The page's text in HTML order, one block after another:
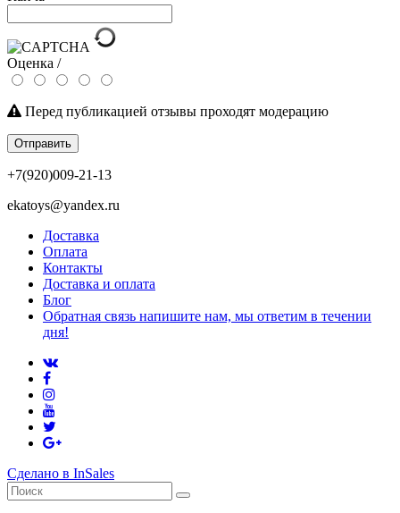
Оценка /
Перед публикацией отзывы проходят модерацию
Отправить
+7(920)009-21-13
ekatoys@yandex.ru
Доставка
Оплата
Контакты
Доставка и оплата
Блог
Обратная связь напишите нам, мы ответим в течении
дня!
Сделано в InSales